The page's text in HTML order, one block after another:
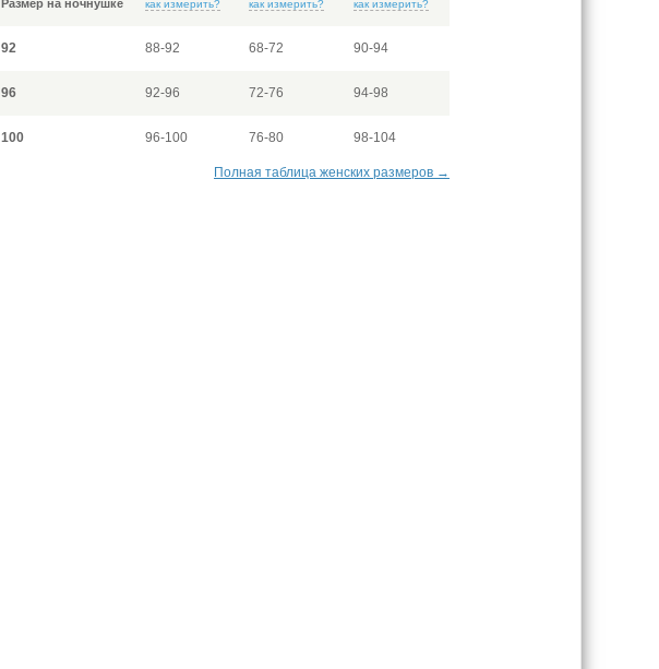
Размер на ночнушке как измерить? как измерить? как измерить?
92 88-92 68-72 90-94
96 92-96 72-76 94-98
100 96-100 76-80 98-104
Полная таблица женских размеров →